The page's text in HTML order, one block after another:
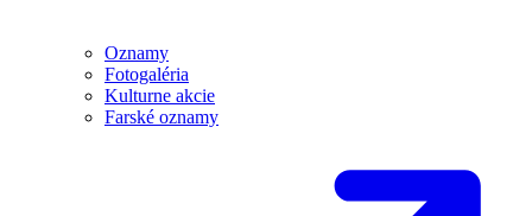
Oznamy
Fotogaléria
Kulturne akcie
Farské oznamy